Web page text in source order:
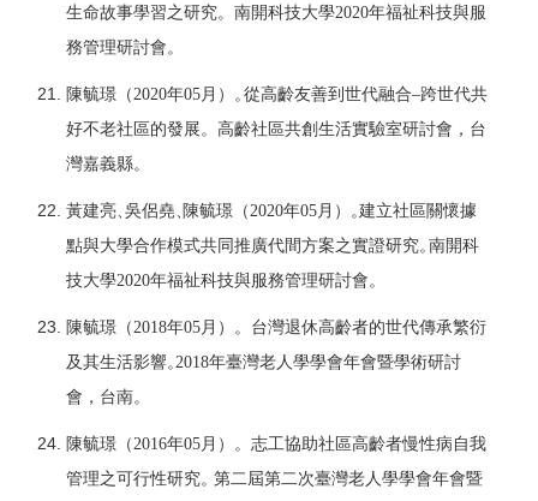
生命故事學習之研究。南開科技大學2020年福祉科技與服
務管理研討會。
陳毓璟（ 2020年05 月） 。 從高齡友善到世代融合–跨世代共
好不老社區的發 展。高齡社區共創生活實驗室研討會，台
灣嘉義縣。
黃建亮 吳侶堯 陳毓璟（ 2020年05 月） 。 建立社區關懷據
點與大學合作模式共同推廣代間方案之實證研究。 南開科
技大學2020年福祉科技與服務管理研討會。
陳毓璟（ 2018年05 月）。台灣退休高齡者的世代傳承繁衍
及其生活影響。 2018年臺灣老人學學會年會暨學術研討
會，台南。
陳毓璟（ 2016年05 月）。志工協助社區高齡者慢性病自我
管理之可行性研究。 第二屆第二次臺灣老人學學會年會暨